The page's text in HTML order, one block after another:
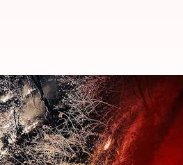
लगी आग के कारण
03:51 pm